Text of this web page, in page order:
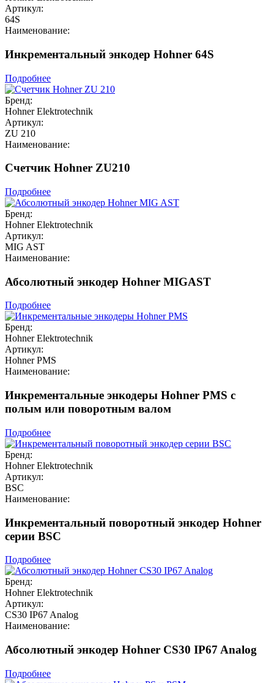
Артикул:
64S
Наименование:
Инкрементальный энкодер Hohner 64S
Подробнее
Бренд:
Hohner Elektrotechnik
Артикул:
ZU 210
Наименование:
Счетчик Hohner ZU210
Подробнее
Бренд:
Hohner Elektrotechnik
Артикул:
MIG AST
Наименование:
Абсолютный энкодер Hohner MIGAST
Подробнее
Бренд:
Hohner Elektrotechnik
Артикул:
Hohner PMS
Наименование:
Инкрементальные энкодеры Hohner PMS с
полым или поворотным валом
Подробнее
Бренд:
Hohner Elektrotechnik
Артикул:
BSC
Наименование:
Инкрементальный поворотный энкодер Hohner
серии BSC
Подробнее
Бренд:
Hohner Elektrotechnik
Артикул:
CS30 IP67 Analog
Наименование:
Абсолютный энкодер Hohner CS30 IP67 Analog
Подробнее